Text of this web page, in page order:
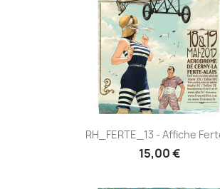
RH_FERTE_13 - Affiche
15,00 €